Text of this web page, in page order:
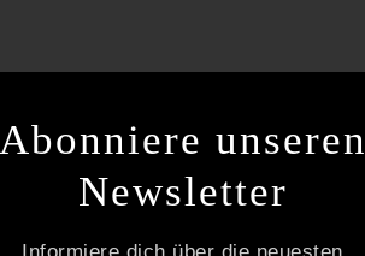
Abonniere unseren
Newsletter